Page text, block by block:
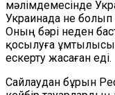
мәлімдемесінде
Украинада не болып
Оның бәрі неден
қосылуға
ескерту жасаған еді.
Сайлаудан бұрын